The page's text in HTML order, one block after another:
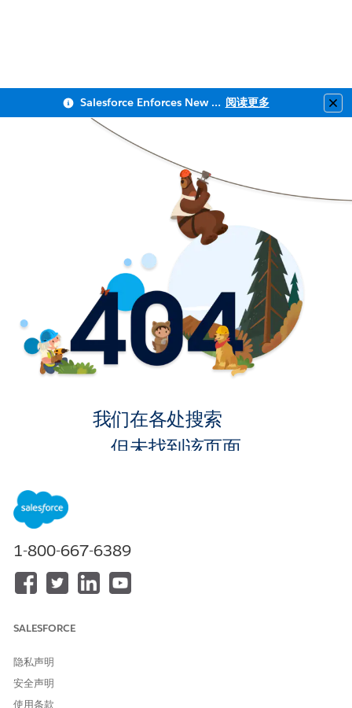
Salesforce Enforces New Security Requirements in Summer 2026 阅读更多
我们在各处搜索
，但未找到该页面。
1-800-667-6389
SALESFORCE
隐私声明
安全声明
使用条款